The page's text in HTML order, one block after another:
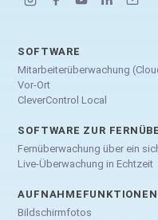
SOFTWARE
Mitarbeiterüberwachung
Vor-Ort
CleverControl Local
SOFTWARE ZUR
Fernüberwachung über ein
Live-Überwachung in Echtzeit
AUFNAHMEFUNKTIONEN
Bildschirmfotos